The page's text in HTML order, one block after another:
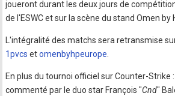
joueront durant les deux jours de
de l'ESWC et sur la scène du stand Omen by
L'intégralité des matchs sera retransmise
1pvcs etomenbyhpeurope
En plus du tournoi officiel sur Counter-Strike
commenté par le duo star François "Cnd"